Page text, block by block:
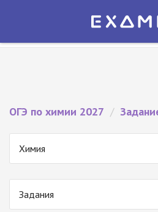
Экзамер — ЕГЭ 2027
ОГЭ по химии 2027 /
Химия
Задания